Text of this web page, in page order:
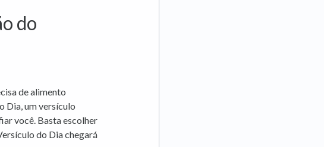
do
de alimento
Dia, um versículo
você. Basta escolher
do Dia chegará